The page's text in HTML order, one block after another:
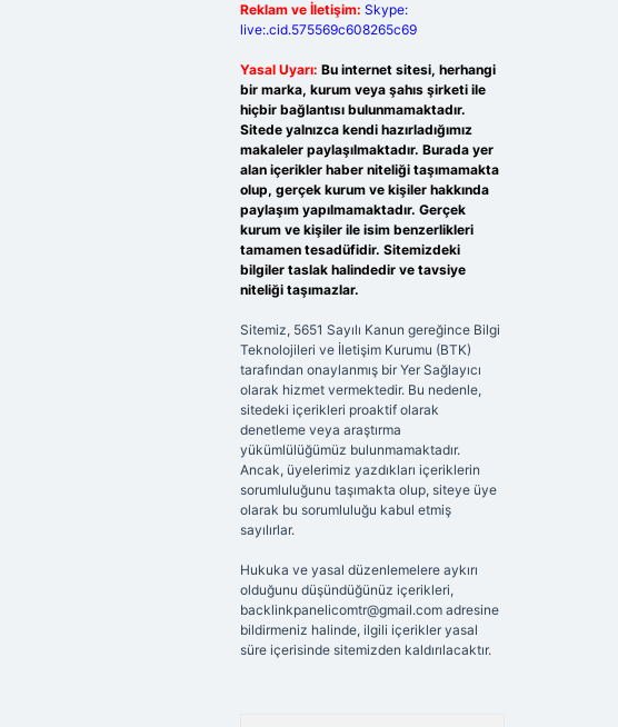
Reklam ve İletişim: Skype:
live:.cid.575569c608265c69
Yasal Uyarı: Bu internet sitesi, herhangi
bir marka, kurum veya şahıs şirketi ile
hiçbir bağlantısı bulunmamaktadır.
Sitede yalnızca kendi hazırladığımız
makaleler paylaşılmaktadır. Burada yer
alan içerikler haber niteliği taşımamakta
olup, gerçek kurum ve kişiler hakkında
paylaşım yapılmamaktadır. Gerçek
kurum ve kişiler ile isim benzerlikleri
tamamen tesadüfidir. Sitemizdeki
bilgiler taslak halindedir ve tavsiye
niteliği taşımazlar.
Sitemiz, 5651 Sayılı Kanun gereğince Bilgi
Teknolojileri ve İletişim Kurumu (BTK)
tarafından onaylanmış bir Yer Sağlayıcı
olarak hizmet vermektedir. Bu nedenle,
sitedeki içerikleri proaktif olarak
denetleme veya araştırma
yükümlülüğümüz bulunmamaktadır.
Ancak, üyelerimiz yazdıkları içeriklerin
sorumluluğunu taşımakta olup, siteye üye
olarak bu sorumluluğu kabul etmiş
sayılırlar.
Hukuka ve yasal düzenlemelere aykırı
olduğunu düşündüğünüz içerikleri,
backlinkpanelicomtr@gmail.comadresine
bildirmeniz halinde, ilgili içerikler yasal
süre içerisinde sitemizden kaldırılacaktır.